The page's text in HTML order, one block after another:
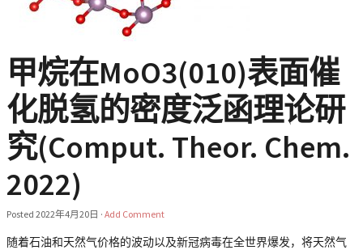
甲烷在MoO3(010)表面催
化脱氢的密度泛函理论研
究(Comput. Theor. Chem.
2022)
Posted 2022年4月20日 · Add Comment
随着石油和天然气价格的波动以及新冠病毒在全世界爆发，将天然气